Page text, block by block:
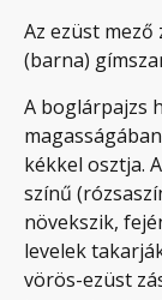
Az ezüst
(barna)
A boglárpajzs
kékkel osztja.
színű
növekszik,
levelek
vörös-ezüst